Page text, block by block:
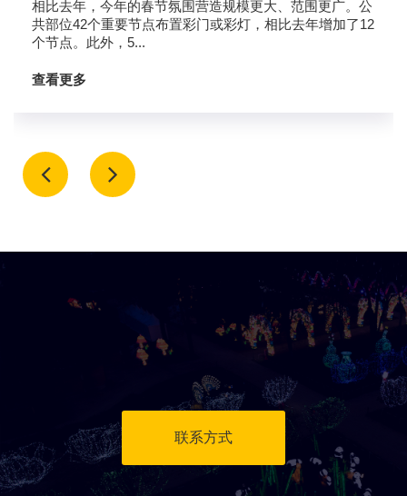
相比去年，今年的春节氛围营造规模更大、范围更广。公
共部位42个重要节点布置彩门或彩灯，相比去年增加了12
个节点。此外，5...
查看更多
联系方式